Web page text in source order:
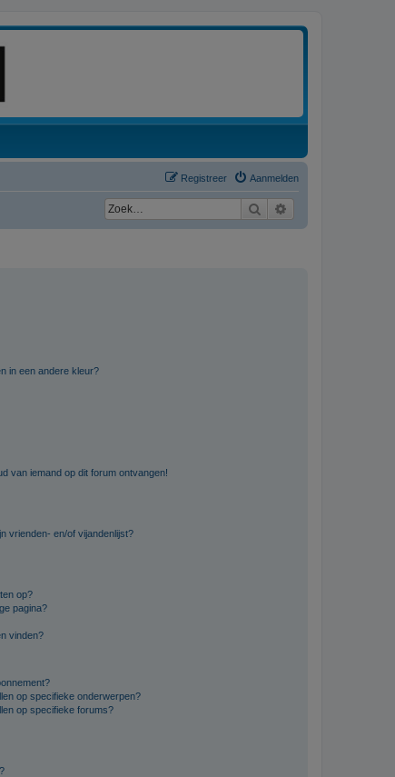
Aanmelden
Registreer
Zoek
in een andere kleur?
van iemand op dit forum ontvangen!
vrienden- en/of vijandenlijst?
op?
pagina?
vinden?
op specifieke onderwerpen?
op specifieke forums?